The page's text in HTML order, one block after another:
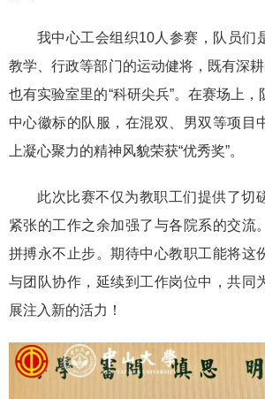
我中心工会组织10人参赛，队员们
教学、行政等部门的运动健将，既有深耕
也有实验室里的“科研尖兵”。在赛场上
中心徽标的队服，在混双、男双等项目
上凝心聚力的精神风貌荣获“优秀奖”。
此次比赛不仅为教职工们提供了切
紧张的工作之余加强了与各院系的交流
拼搏永不止步。期待中心教职工能将这
与团队协作，延续到工作岗位中，共同
展注入新的活力！